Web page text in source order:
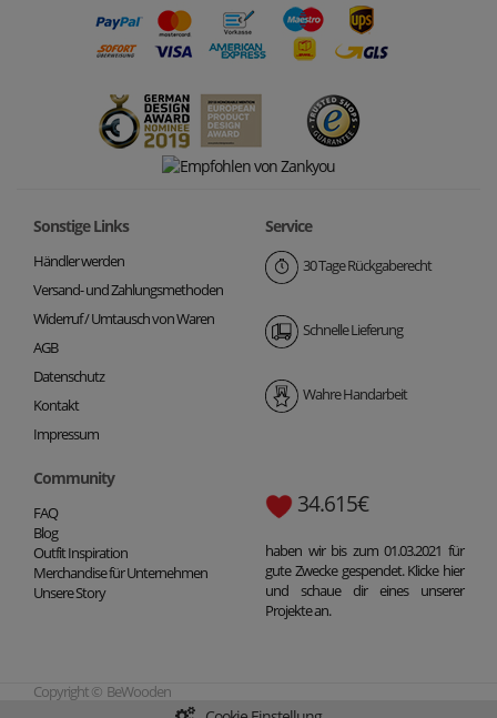
Sonstige Links
Händler werden
Versand- und Zahlungsmethoden
Widerruf / Umtausch von Waren
AGB
Datenschutz
Kontakt
Impressum
Service
30 Tage Rückgaberecht
Schnelle Lieferung
Wahre Handarbeit
Community
FAQ
Blog
Outfit Inspiration
Merchandise für Unternehmen
Unsere Story
34.615€
haben wir bis zum 01.03.2021 für
gute Zwecke gespendet. Klicke hier
und schaue dir eines unserer
Projekte an.
Copyright © BeWooden